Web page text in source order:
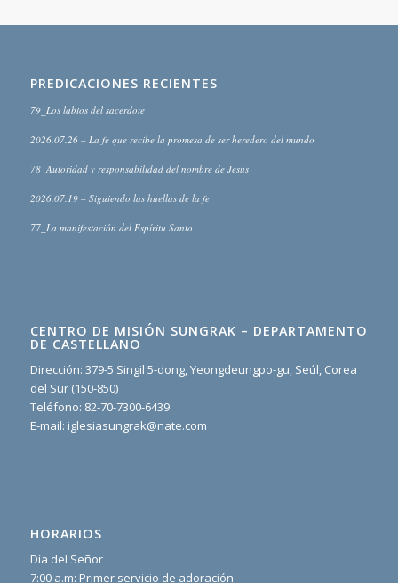
PREDICACIONES RECIENTES
79_Los labios del sacerdote
2026.07.26 – La fe que recibe la promesa de ser heredero del mundo
78_Autoridad y responsabilidad del nombre de Jesús
2026.07.19 – Siguiendo las huellas de la fe
77_La manifestación del Espíritu Santo
CENTRO DE MISIÓN SUNGRAK – DEPARTAMENTO
DE CASTELLANO
Dirección: 379-5 Singil 5-dong, Yeongdeungpo-gu, Seúl, Corea
del Sur (150-850)
Teléfono: 82-70-7300-6439
E-mail: iglesiasungrak@nate.com
HORARIOS
Día del Señor
7:00 a.m: Primer servicio de adoración